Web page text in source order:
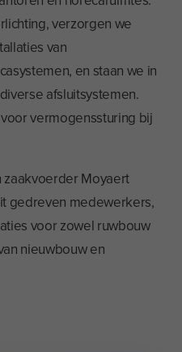
verzorgen we
van
en staan we in
afsluitsystemen.
vermogenssturing bij
zaakvoerder Moyaert
gedreven medewerkers,
voor zowel ruwbouw
nieuwbouw en